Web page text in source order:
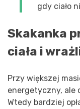
gdy ciało
Skakanka
ciała i
Przy większej
energetyczny, ale
Wtedy bardziej